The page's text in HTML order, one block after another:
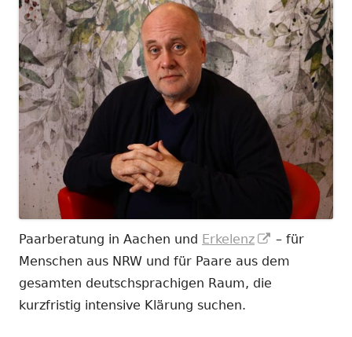
Paarberatung in Aachen und Erkelenz
In
neuem
– für
Menschen aus NRW und für Paare aus dem
gesamten deutschsprachigen Raum, die
kurzfristig intensive Klärung suchen.